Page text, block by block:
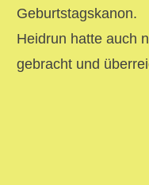
Geburtstagskanon.
Heidrun hatte auch
gebracht und